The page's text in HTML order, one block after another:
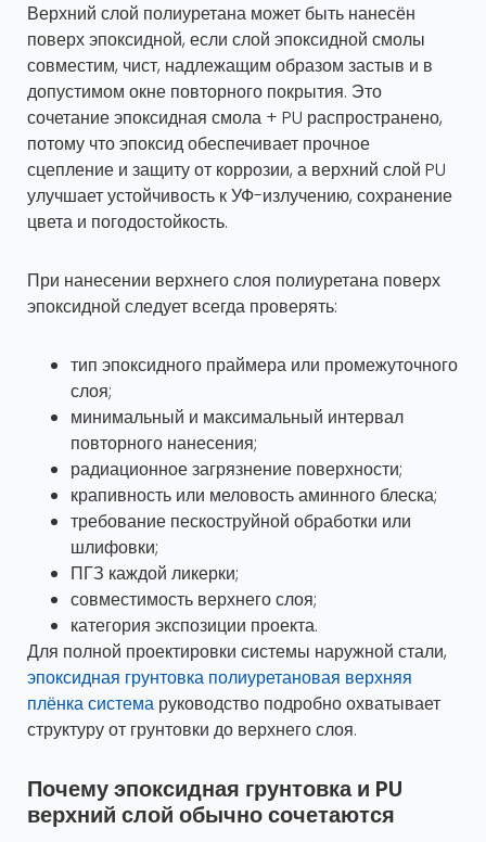
Верхний слой полиуретана может быть нанесён
поверх эпоксидной, если слой эпоксидной смолы
совместим, чист, надлежащим образом застыв и в
допустимом окне повторного покрытия. Это
сочетание эпоксидная смола + PU распространено,
потому что эпоксид обеспечивает прочное
сцепление и защиту от коррозии, а верхний слой PU
улучшает устойчивость к УФ-излучению, сохранение
цвета и погодостойкость.
При нанесении верхнего слоя полиуретана поверх
эпоксидной следует всегда проверять:
тип эпоксидного праймера или промежуточного
слоя;
минимальный и максимальный интервал
повторного нанесения;
радиационное загрязнение поверхности;
крапивность или меловость аминного блеска;
требование пескоструйной обработки или
шлифовки;
ПГЗ каждой ликерки;
совместимость верхнего слоя;
категория экспозиции проекта.
Для полной проектировки системы наружной стали,
эпоксидная грунтовка полиуретановая верхняя
плёнка система руководство подробно охватывает
структуру от грунтовки до верхнего слоя.
Почему эпоксидная грунтовка и PU
верхний слой обычно сочетаются